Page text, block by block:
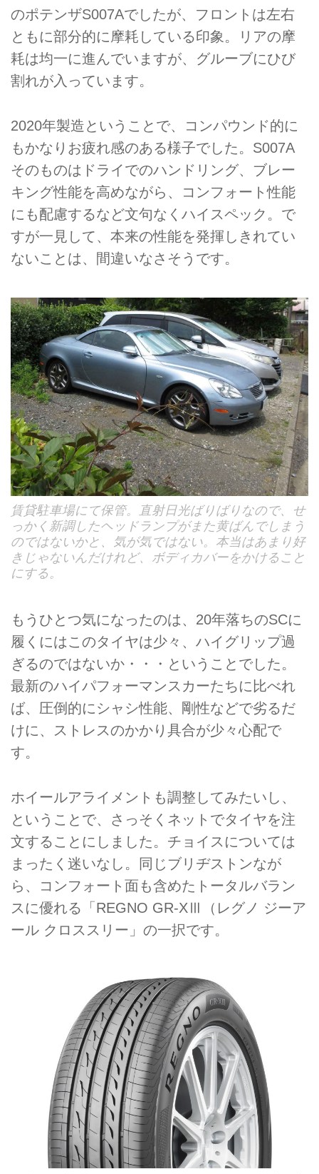
のポテンザS007Aでしたが、フロントは左右
ともに部分的に摩耗している印象。リアの摩
耗は均一に進んでいますが、グルーブにひび
割れが入っています。
2020年製造ということで、コンパウンド的に
もかなりお疲れ感のある様子でした。S007A
そのものはドライでのハンドリング、ブレー
キング性能を高めながら、コンフォート性能
にも配慮するなど文句なくハイスペック。で
すが一見して、本来の性能を発揮しきれてい
ないことは、間違いなさそうです。
賃貸駐車場にて保管。直射日光ばりばりなので、せ
っかく新調したヘッドランプがまた黄ばんでしまう
のではないかと、気が気ではない。本当はあまり好
きじゃないんだけれど、ボディカバーをかけること
にする。
もうひとつ気になったのは、20年落ちのSCに
履くにはこのタイヤは少々、ハイグリップ過
ぎるのではないか・・・ということでした。
最新のハイパフォーマンスカーたちに比べれ
ば、圧倒的にシャシ性能、剛性などで劣るだ
けに、ストレスのかかり具合が少々心配で
す。
ホイールアライメントも調整してみたいし、
ということで、さっそくネットでタイヤを注
文することにしました。チョイスについては
まったく迷いなし。同じブリヂストンなが
ら、コンフォート面も含めたトータルバラン
スに優れる「REGNO GR-XⅢ（レグノ ジーア
ール クロススリー」の一択です。